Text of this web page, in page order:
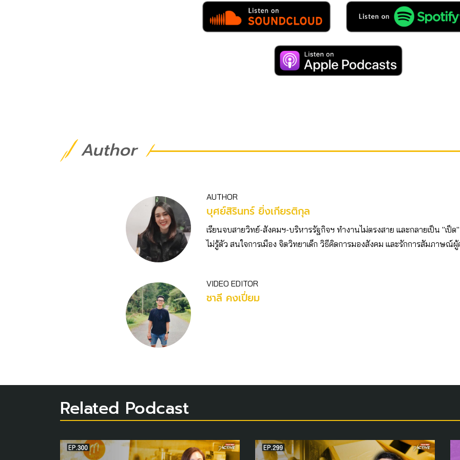
Author
AUTHOR
บุศย์สิรินทร์ ยิ่งเกียรติกุล
เรียนจบสายวิทย์-สังคมฯ-บริหารรัฐกิจฯ ทำงานไม่ตรงสาย และกลายเป็น "เป็ด
ไม่รู้ตัว สนใจการเมือง จิตวิทยาเด็ก วิธีคิดการมองสังคม และรักการสัมภาษณ์
VIDEO EDITOR
ชาลี คงเปี่ยม
Related Podcast